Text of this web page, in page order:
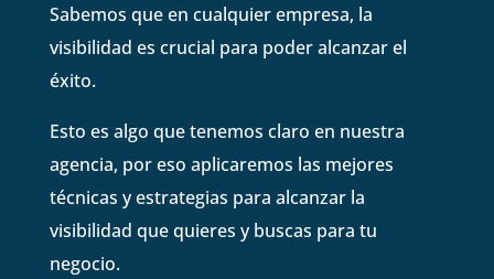
Sabemos que en cualquier empresa, la
visibilidad es crucial para poder alcanzar el
éxito.
Esto es algo que tenemos claro en nuestra
agencia, por eso aplicaremos las mejores
técnicas y estrategias para alcanzar la
visibilidad que quieres y buscas para tu
negocio.